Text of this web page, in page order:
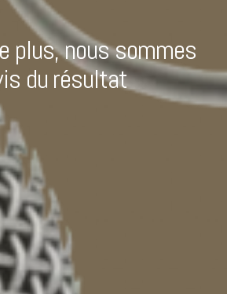
plus, nous sommes
du résultat